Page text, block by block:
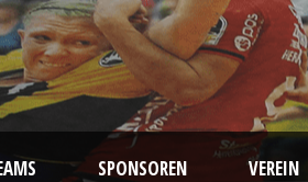
SPONSOREN VEREIN